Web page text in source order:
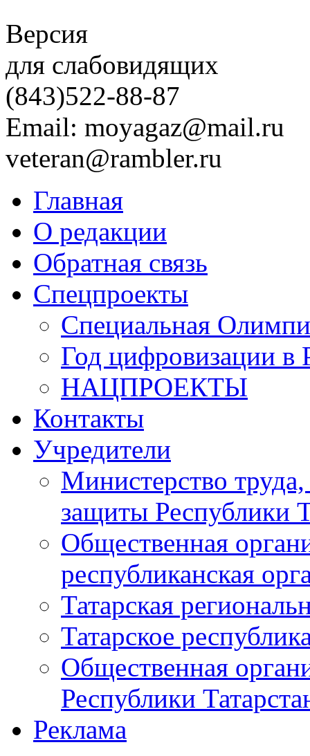
Версия
для слабовидящих
(843)522-88-87
Email: moyagaz@mail.ru
veteran@rambler.ru
Главная
О редакции
Обратная связь
Спецпроекты
Специальная
Год цифровизации в
НАЦПРОЕКТЫ
Контакты
Учредители
Министерство
защиты Республики
Общественная
республиканская
Татарская
Татарское
Общественная
Республики
Реклама